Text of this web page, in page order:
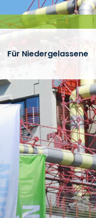
Für Niedergelassene